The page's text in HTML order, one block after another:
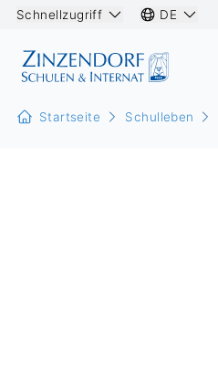
Schnellzugriff DE
Startseite Schulleben